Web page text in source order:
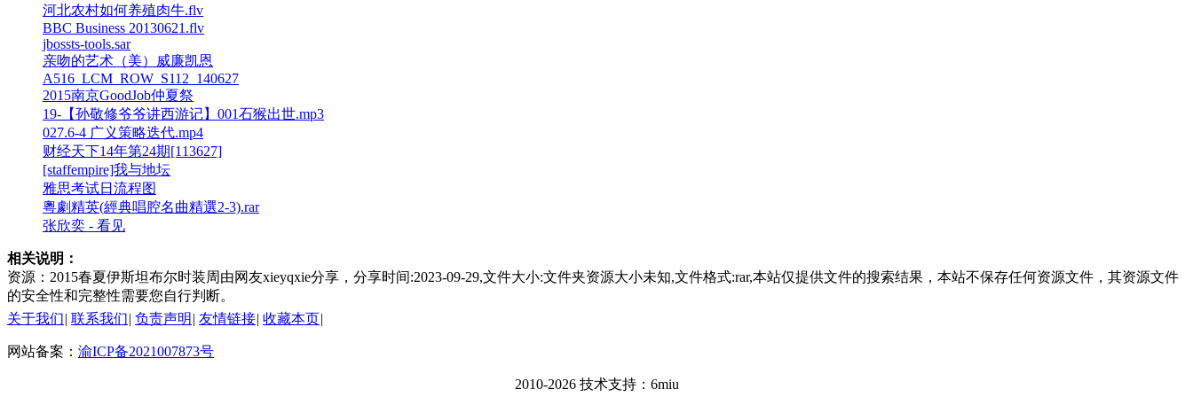
河北农村如何养殖肉牛.flv
BBC Business 20130621.flv
jbossts-tools.sar
亲吻的艺术（美）威廉凯恩
A516_LCM_ROW_S112_140627
2015南京GoodJob仲夏祭
19-【孙敬修爷爷讲西游记】001石猴出世.mp3
027.6-4 广义策略迭代.mp4
财经天下14年第24期[113627]
[staffempire]我与地坛
雅思考试日流程图
粵劇精英(經典唱腔名曲精選2-3).rar
张欣奕 - 看见
相关说明：
资源：2015春夏伊斯坦布尔时装周由网友xieyqxie分享，分享时间:2023-09-29,文件大小:文件夹资源大小未知,文件格式:rar,本站仅提供文件的搜索结果，本站不保存任何资源文件，其资源文件
的安全性和完整性需要您自行判断。
关于我们| 联系我们| 负责声明 | 友情链接| 收藏本页|
网站备案： 渝ICP备2021007873号
2010-2026 技术支持：6miu